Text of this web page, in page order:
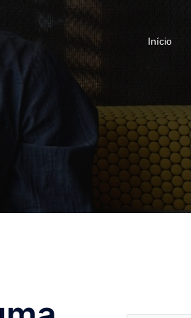
Início